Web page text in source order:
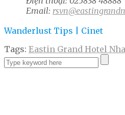
Email:
Wanderlust Tips | Cinet
Tags: Eastin Grand Hotel